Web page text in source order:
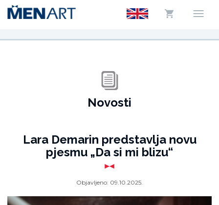
Novosti
Lara Demarin predstavlja novu
pjesmu „Da si mi blizu“
Objavljeno: 09.10.2025.